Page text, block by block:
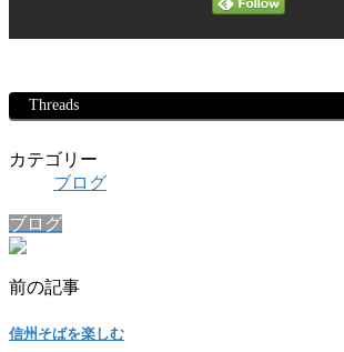
Threads
カテゴリー
ブログ
ブログ
前の記事
信州そばを楽しむ